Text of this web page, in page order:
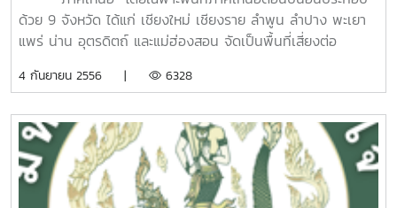
ความสะดวกให้กับนักศึกษาที่ ต้องอยู่กับสภาพอากาศร้อนในเมือง
ประการสุดท้าย การเปิดและปิดเทอมตามอาเซียนเป็นเหมือนบท
พิสูจน์ว่า ประเทศไทยไม่ใช่ผู้นำทางการศึกษาในภูมิภาคนี้ หากเป็น
ผู้นำทางการศึกษาจริงคงต้องหาวิธีให้มหาวิทยาลัยของประเทศ
อื่นในอา เซียนหันมาปิด-เปิดเทอมตามประเทศไทย หรืออย่างน้อย
ก็ต้องยืนหยัดปิดเปิดเทอมตามแบบที่เหมาะสมของประเทศไทยเอง
การ ปรับเปลี่ยนเวลาปิดและเปิดเทอมของมหาวิทยาลัยไทยในรอบ
ปีการศึกษา 2557 ที่ผ่านมานี้ น่าจะเป็นบทพิสูจน์อย่างชัดเจนแล้ว
ว่า ข้อดีที่คาดหวังนั้นยังไม่เกิดและไม่ทราบว่าจะเกิดขึ้นจริงหรือไม่
แต่ข้อเสียนั้นได้เกิดขึ้นแล้วอย่างชัดเจน หรือใครจะลองทำการ
ไง ว่าไง ทำไง ได้ไง เป็นต้น คำว่า "สามารถ" จึงเขียนแบบง่ายๆ
เป็น "สามาด" เช่นเดียวกับคำว่า "สิทธิ์" จึงอาจเขียนเป็น "สิด"
หรือ "สิท" นั่นเอง มีการใช้ตัวย่อมากขึ้น เพราะตัวย่อช่วยให้
สะดวกรวดเร็วมาก เช่น วน(วันนี้) คน(คืนนี้) พน(พรุ่งนี้)
คห(ความเห็น) ตย(ตัวอย่าง) ตจว(ต่างจังหวัด) ตปท(ต่าง
ประเทศ) สบม(สบายมาก) สวด(สวัสดี) เป็นต้น กรณีนี้คงมีการ
เปลี่ยนแปลงเหมือนกันทุกภาษาที่ใช้ในโซเชียลมีเดีย ดังจะเห็นได้
ว่าภาษาอังกฤษก็ใช้มากเช่นกัน ตัวอย่างตัวย่อที่ใช้บ่อย เช่น
U(You), Y(Why), IC(I See), NP(No Problem), IMO(In My
Opinion), THX(Thank You), OMG(Oh My God),
สรงน้ำพระ การก่อกองทรายหรือขนทรายเข้าวัด และการเล่นน้ำ
สงกรานต์ก็ดี ล้วนแต่เป็นกิจกรรมตามประเพณีไทยที่ก่อให้เกิด
ความเย็นกายและเย็นใจ ทำให้ลืมความร้อนและความแห้งแล้งลงไป
ได้เป็นอันมาก ยิ่งไปกว่านั้นการที่ภาครัฐกำหนดให้เป็นวันหยุดยาว
ติดต่อกัน และกำหนดให้มีวันผู้สูงอายุและวันครอบครัวด้วยนั้น นับ
ว่าเป็นคุณูปการต่อสังคมไทยเป็นอย่างยิ่ง หลายคนโดยเฉพาะคน
เฒ่าคนแก่ต่างก็รอคอยวันนี้ วันที่จะได้อยู่พร้อมหน้าพร้อมตากับ
ลูกๆ หลานๆ ซึ่งบางครอบครัวอาจเกิดบรรยากาศเช่นนี้ได้เพียง
แค่เทศกาลนี้เท่านั้นดังนั้น การให้ลางานหรือหยุดงานยาวๆ ใน
เชียงราย ทางด้านตะวันออกเฉียงเหนือ จังหวัดลำปางทางตะวัน
ออกและจังหวัดลำพูนทางด้านใต้ และในกรณีของจังหวัดลำพูน
แม่ฮ่องสอน แต่จังหวัดลำพูนนั้นมีที่ตั้งอยู่ในแอ่งที่ราบเดียวกันกับ
จังหวัดเชียงใหม่ได้ง่ายที่สุด โดยเฉพาะในช่วงที่มีมวลอากาศเย็น
(ความกดอากาศสูง)แผ่เข้ามาปกคลุมตอนบนของประเทศไทย ดัง
นั้น การป้องกันการเผาในที่โล่งแจ้งเฉพาะพื้นที่ภายในจังหวัด
เชียงใหม่จึงไม่เพียงพอต่อการป้องกันสถานการณ์หมอกควันที่จะ
เกือบทั้งสิ้น เพราะผู้ที่สามารถซื้อบ้านเดี่ยวในราคาเรือนล้าน หรือ
ผู้ที่สามารถซื้อรถยนต์ใช้เป็นของส่วนตัวได้นั้น ย่อมไม่ใช่คนยาก
นโยบายทั้งสองเรื่องนี้จึงไม่ได้ช่วยเหลือกลุ่มคนยากคนจนตามที่
ไม่พร้อมจะมีบ้านและรถยนต์ส่วนตัว(ไม่รู้จักประมาณตนได้ดี
พอ)กระโจนเข้าสู่วังวนของหนี้สินระยะยาว แทนที่คุณภาพชีวิตของ
คนกลุ่มนี้จะค่อยๆดีขึ้นเป็นลำดับตามศักยภาพและกำลังความ
สามารถ แต่คุณภาพชีวิตของคนกลุ่มนี้กลับจะค่อยๆต่ำลงเพราะ
ด้วย 9 จังหวัด ได้แก่ เชียงใหม่ เชียงราย ลำพูน ลำปาง พะเยา
แพร่ น่าน อุตรดิตถ์ และแม่ฮ่องสอน จัดเป็นพื้นที่เสี่ยงต่อ
เป็นแอ่งกระทะอยู่ท่ามกลางเทือกเขาสลับซับซ้อน อันเป็นอุปสรรค
ยาวนานกว่าทุกๆ ภาคของประเทศ โดยเริ่มตั้งแต่เดือนตุลาคมถึง
เดือนเมษายน คาบเกี่ยวตั้งแต่ช่วงฤดูหนาว (พ.ย.-ก.พ.) ไปจนถึง
ช่วงฤดูร้อน(ก.พ.-เม.ย.) พื้นที่ส่วนนี้นอกจากจะมีเชื้อไฟจากชีว
มวลของป่าไม้ผลัดใบปริมาณมาก มายมหาศาลแล้ว ยังมีเชื้อไฟ
4 กันยายน 2556 | 6328